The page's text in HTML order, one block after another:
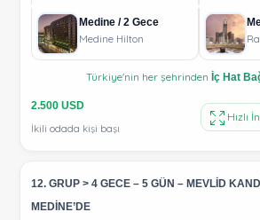
Medine / 2 Gece
Medine Hilton
Türkiye'nin her şehrinden İç Hat
2.500 USD
İkili odada kişi başı
Hızlı
12. GRUP > 4 GECE – 5 GÜN – MEVLİD
MEDİNE’DE